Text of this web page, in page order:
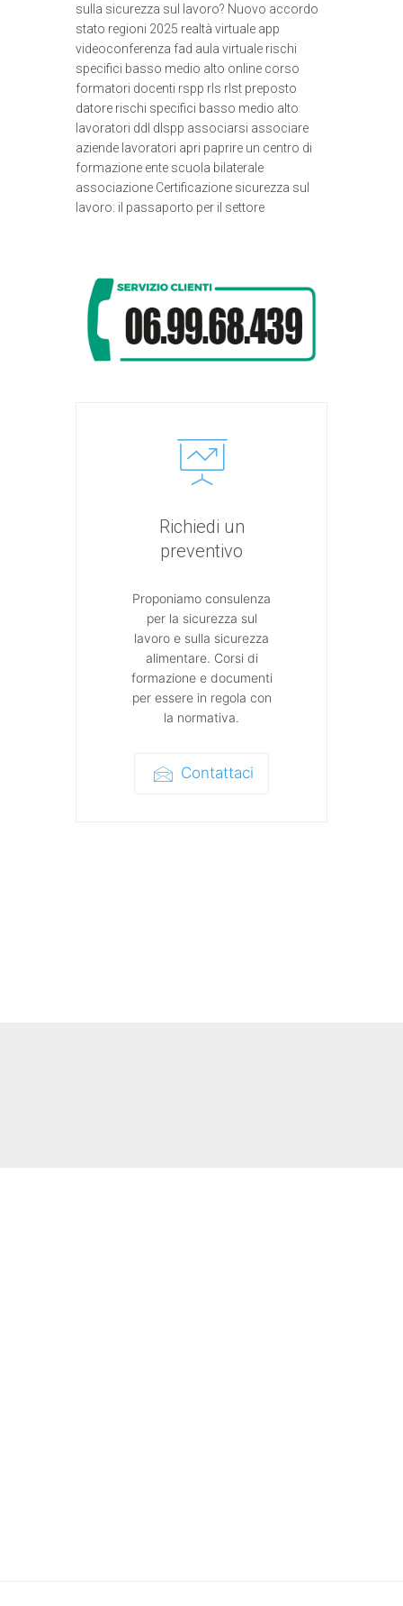
sulla sicurezza sul lavoro? Nuovo accordo
stato regioni 2025 realtà virtuale app
videoconferenza fad aula virtuale rischi
specifici basso medio alto online corso
formatori docenti rspp rls rlst preposto
datore rischi specifici basso medio alto
lavoratori ddl dlspp associarsi associare
aziende lavoratori apri paprire un centro di
formazione ente scuola bilaterale
associazione Certificazione sicurezza sul
lavoro: il passaporto per il settore
Richiedi un
preventivo
Proponiamo consulenza
per la sicurezza sul
lavoro e sulla sicurezza
alimentare. Corsi di
formazione e documenti
per essere in regola con
la normativa.
Contattaci